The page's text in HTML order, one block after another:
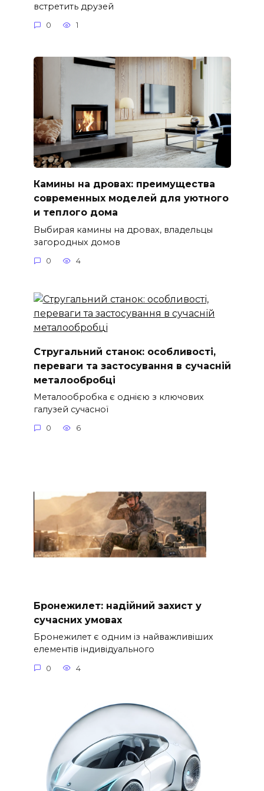
встретить друзей
0 1
Камины на дровах: преимущества
современных моделей для уютного
и теплого дома
Выбирая камины на дровах, владельцы
загородных домов
0 4
Стругальний станок: особливості,
переваги та застосування в сучасній
металообробці
Металообробка є однією з ключових
галузей сучасної
0 6
Бронежилет: надійний захист у
сучасних умовах
Бронежилет є одним із найважливіших
елементів індивідуального
0 4